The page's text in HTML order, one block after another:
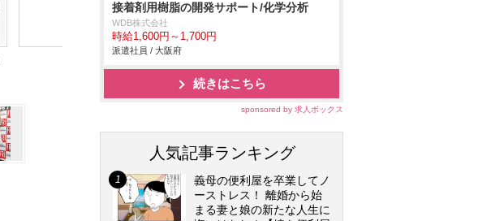
接着剤用樹脂の開発サポート/化学分析
WDB株式会社
時給1,600円～1,700円
派遣社員 / 大阪府
続きはこちら
sponsored by 求人ボックス
人気記事ランキング
義母の便利屋を卒業してノ
ーストレス！ 離婚から始
まる妻と娘の新たな人生に